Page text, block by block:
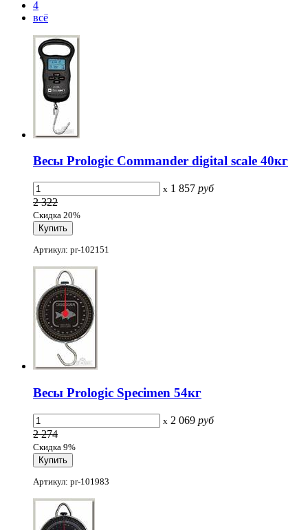
4
всё
Весы Prologic Commander digital scale 40кг
x 1 857 руб
2 322
Скидка 20%
Артикул: pr-102151
Весы Prologic Specimen 54кг
x 2 069 руб
2 274
Скидка 9%
Артикул: pr-101983